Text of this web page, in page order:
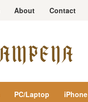
About Contact
PC/Laptop iPhone